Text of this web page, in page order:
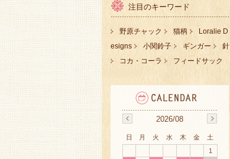
注目のキーワード
野原チャック 猫柄
Loralie D
esigns
小関鈴子 ギンガー
針
コカ・コーラ
フィードサック
2026/08
日 月 火 水 木 金
土
1